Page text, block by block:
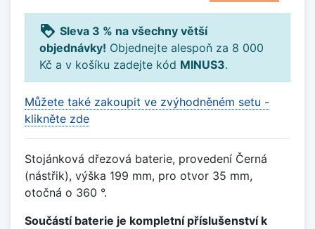
loyalty Sleva 3 % na všechny větší
objednávky! Objednejte alespoň za 8 000
Kč a v košíku zadejte kód MINUS3.
Můžete také zakoupit ve zvýhodněném setu -
klikněte zde
Stojánková dřezová baterie, provedení Černá
(nástřik), výška 199 mm, pro otvor 35 mm,
otočná o 360 °.
Součástí baterie je kompletní příslušenství k